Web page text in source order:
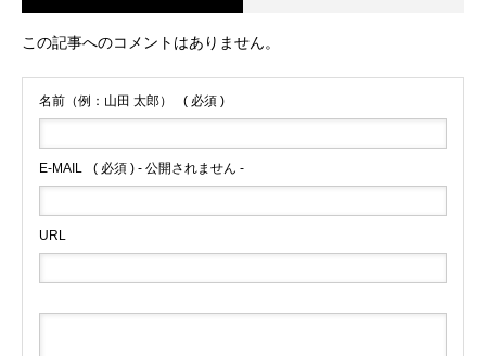
この記事へのコメントはありません。
名前（例：山田 太郎） ( 必須 )
E-MAIL ( 必須 ) - 公開されません -
URL